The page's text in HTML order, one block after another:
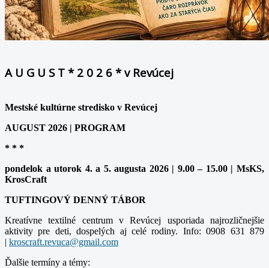
A U G U S T * 2 0 2 6 * v Revúcej
Mestské kultúrne stredisko v Revúcej
AUGUST 2026 | PROGRAM
* * *
pondelok a utorok 4. a 5. augusta 2026 | 9.00 – 15.00 | MsKS,
KrosCraft
TUFTINGOVÝ DENNÝ TÁBOR
Kreatívne textilné centrum v Revúcej usporiada najrozličnejšie
aktivity pre deti, dospelých aj celé rodiny. Info: 0908 631 879
|
Ďalšie termíny a témy: